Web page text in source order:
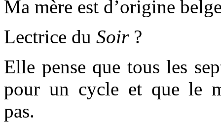
Ma mère est d’origine
Lectrice du Soir ?
Elle pense que tous les
pour un cycle et que le
pas.